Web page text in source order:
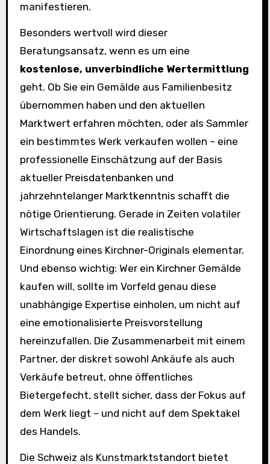
manifestieren.
Besonders wertvoll wird dieser
Beratungsansatz, wenn es um eine
kostenlose, unverbindliche Wertermittlung
geht. Ob Sie ein Gemälde aus Familienbesitz
übernommen haben und den aktuellen
Marktwert erfahren möchten, oder als Sammler
ein bestimmtes Werk verkaufen wollen – eine
professionelle Einschätzung auf der Basis
aktueller Preisdatenbanken und
jahrzehntelanger Marktkenntnis schafft die
nötige Orientierung. Gerade in Zeiten volatiler
Wirtschaftslagen ist die realistische
Einordnung eines Kirchner-Originals elementar.
Und ebenso wichtig: Wer ein Kirchner Gemälde
kaufen will, sollte im Vorfeld genau diese
unabhängige Expertise einholen, um nicht auf
eine emotionalisierte Preisvorstellung
hereinzufallen. Die Zusammenarbeit mit einem
Partner, der diskret sowohl Ankäufe als auch
Verkäufe betreut, ohne öffentliches
Bietergefecht, stellt sicher, dass der Fokus auf
dem Werk liegt – und nicht auf dem Spektakel
des Handels.
Die Schweiz als Kunstmarktstandort bietet